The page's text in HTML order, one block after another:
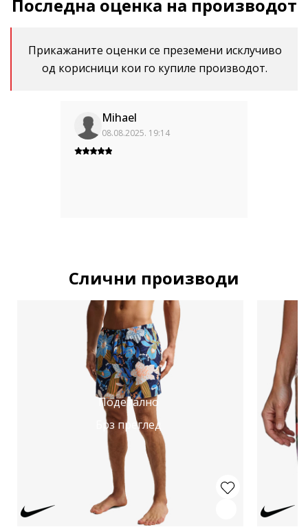
Последна оценка на производот
Прикажаните оценки се преземени исклучиво
од корисници кои го купиле производот.
Mihael
08.08.2025. 19:14
Слични производи
Подетално
Брз преглед